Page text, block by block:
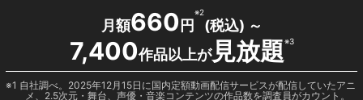
月額660 円
※2
(税込) ～
7,400作品以上が見放題※3
1 自社調べ。2025年12月15日に国内定額動画配信サービスが配信していたアニ
メ、2.5次元・舞台、声優・音楽コンテンツの作品数を調査員がカウント。